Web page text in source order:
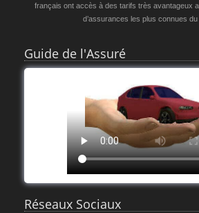
français ont accès à des tarifs très avantageux
d’assurances les plus connues du
Guide de l'Assuré
Réseaux Sociaux